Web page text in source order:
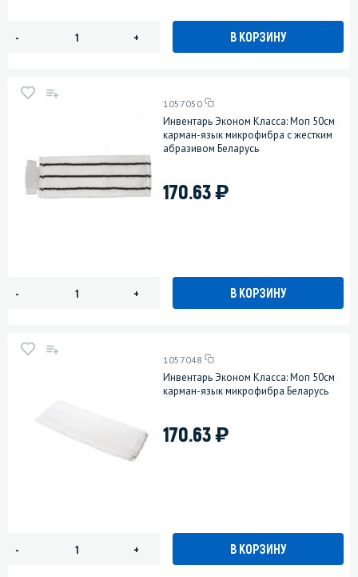
- + В КОРЗИНУ
1057050
Инвентарь Эконом Класса: Моп 50см
карман-язык микрофибра с жестким
абразивом Беларусь
170.63)
- + В КОРЗИНУ
1057048
Инвентарь Эконом Класса: Моп 50см
карман-язык микрофибра Беларусь
170.63)
- + В КОРЗИНУ